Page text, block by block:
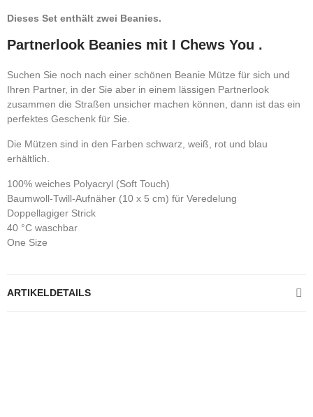
Dieses Set enthält zwei Beanies.
Partnerlook Beanies mit I Chews You .
Suchen Sie noch nach einer schönen Beanie Mütze für sich und
Ihren Partner, in der Sie aber in einem lässigen Partnerlook
zusammen die Straßen unsicher machen können, dann ist das ein
perfektes Geschenk für Sie.
Die Mützen sind in den Farben schwarz, weiß, rot und blau
erhältlich.
100% weiches Polyacryl (Soft Touch)
Baumwoll-Twill-Aufnäher (10 x 5 cm) für Veredelung
Doppellagiger Strick
40 °C waschbar
One Size
ARTIKELDETAILS